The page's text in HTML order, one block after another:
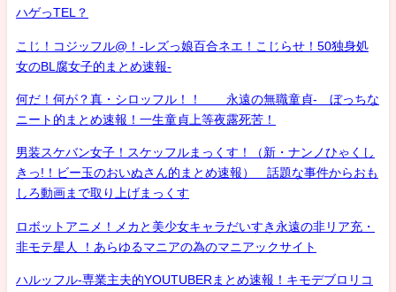
ハゲっTEL？
こじ！コジッフル@！-レズっ娘百合ネエ！こじらせ！50独身処
女のBL腐女子的まとめ速報-
何だ！何が？真・シロッフル！！ 永遠の無職童貞- ぼっちな
ニート的まとめ速報！一生童貞上等夜露死苦！
男装スケバン女子！スケッフルまっくす！（新・ナンノひゃくし
きっ!！ビー玉のおいぬさん的まとめ速報） 話題な事件からおも
しろ動画まで取り上げまっくす
ロボットアニメ！メカと美少女キャラだいすき永遠の非リア充・
非モテ星人 ！あらゆるマニアの為のマニアックサイト
ハルッフル-専業主夫的YOUTUBERまとめ速報！キモデブロリコ